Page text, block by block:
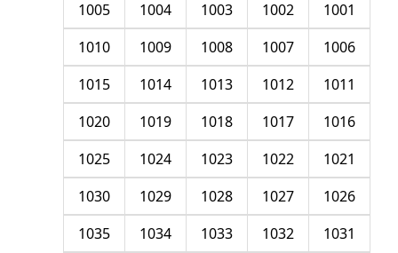
1001
1002
1003
1004
1005
1006
1007
1008
1009
1010
1011
1012
1013
1014
1015
1016
1017
1018
1019
1020
1021
1022
1023
1024
1025
1026
1027
1028
1029
1030
1031
1032
1033
1034
1035